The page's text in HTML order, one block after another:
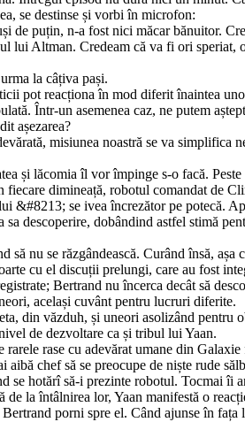
se destinse și vorbi în microfon:
de puțin, n-a fost nici măcar bănuitor.
lui Altman. Credeam că va fi ori
la câțiva pași.
pot reacționa în mod diferit înaintea
Într-un asemenea caz, ne putem
așezarea?
misiunea noastră se va simplifica
și lăcomia îl vor împinge s-o facă.
dimineață, robotul comandat de
&#8213; se ivea încrezător pe potecă.
descoperire, dobândind astfel stimă
nu se răzgândească. Curând însă,
cu el discuții prelungi, care au fost
Bertrand nu încerca decât să
același cuvânt pentru lucruri diferite.
din văzduh, și uneori asolizând
de dezvoltare ca și tribul lui Yaan.
rase cu adevărat umane din
chef să se preocupe de niște rude
se hotărî să-i prezinte robotul. Tocmai
la întâlnirea lor, Yaan manifestă o
porni spre el. Când ajunse în